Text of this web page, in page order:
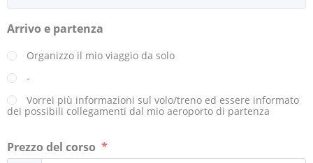
Arrivo e partenza
Organizzo il mio viaggio da solo
-
Vorrei più informazioni sul volo/treno ed essere informato
dei possibili collegamenti dal mio aeroporto di partenza
Prezzo del corso